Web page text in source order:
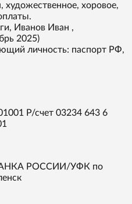
художественное, хоровое,
Иванов Иван ,
2025)
личность: паспорт РФ,
Р/счет 03234 643 6
РОССИИ/УФК по